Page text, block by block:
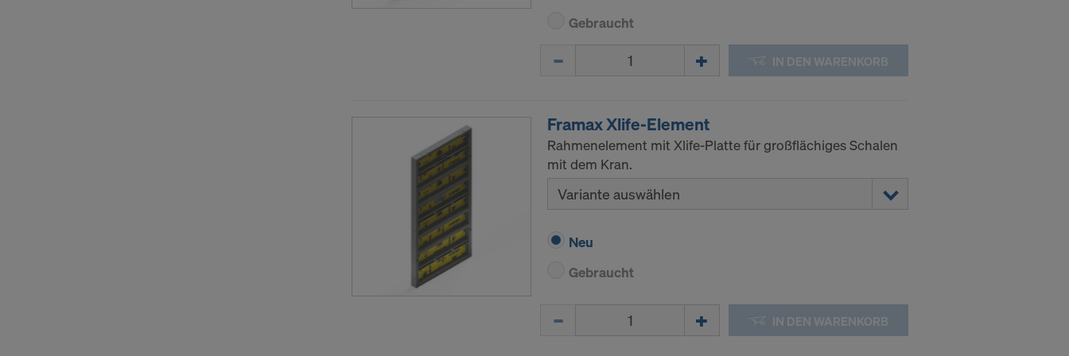
Gebraucht
IN DEN WARENKORB
Framax Xlife-Element
Rahmenelement mit Xlife-Platte für großflächiges Schalen
mit dem Kran.
Variante auswählen
Neu
Gebraucht
IN DEN WARENKORB